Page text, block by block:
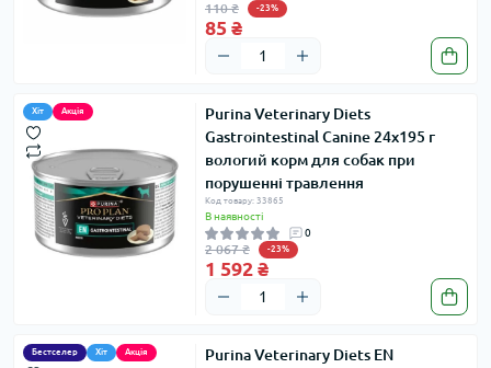
110 ₴ -23%
85 ₴
Хіт Акція
Purina Veterinary Diets
Gastrointestinal Canine 24х195 г
вологий корм для собак при
порушенні травлення
Код товару: 33865
В наявності
0
2 067 ₴ -23%
1 592 ₴
Бестселер Хіт Акція
Purina Veterinary Diets EN